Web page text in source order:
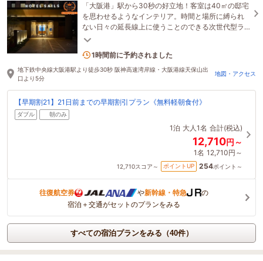
「大阪港」駅から30秒の好立地！客室は40㎡の邸宅
を思わせるようなインテリア。時間と場所に縛られ
ない日々の延長線上に使うことのできる次世代型ラ
イフスタイルホテル。
1名がこの宿を見ています
1時間前に予約されました
地下鉄中央線大阪港駅より徒歩30秒 阪神高速湾岸線・大阪港線天保山出
口より5分
地図・アクセス
【早期割21】21日前までの早期割引プラン《無料軽朝食付》
ダブル 朝のみ
1泊 大人1名 合計(税込)
12,710円～
1名 12,710円～
12,710スコア～ ポイントUP 254ポイント～
往復航空券 や新幹線・特急
の
宿泊＋交通がセットのプランをみる
すべての宿泊プランをみる（40件）